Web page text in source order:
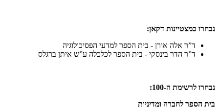
נבחרו כמצטיינות דקאן:
ד”ר אלה אורן - בית הספר למדעי הפסיכולוגיה
ד”ר הדר בינסקי - בית הספר לכלכלה ע”ש איתן ברגלס
נבחרו לרשימת ה-100:
בית הספר לחברה ומדיניות